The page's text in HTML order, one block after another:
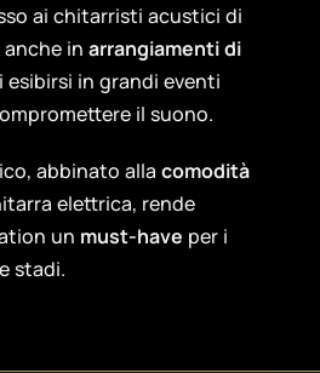
ai chitarristi acustici di
in arrangiamenti di
esibirsi in grandi eventi
il suono.
abbinato alla comodità
elettrica, rende
un must-have per i
stadi.